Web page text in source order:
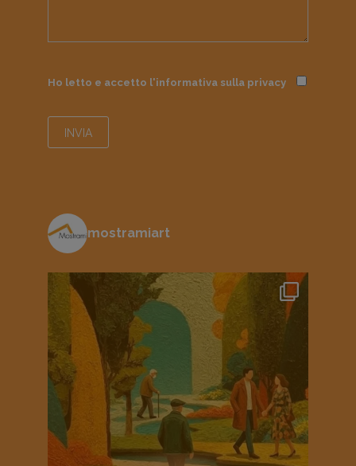
Ho letto e accetto l'informativa sulla privacy
mostramiart